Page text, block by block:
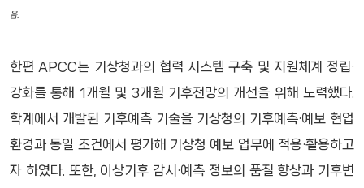
음.
한편 APCC는 기상청과의 협력 시스템 구축 및 지원체계 정립·
강화를 통해 1개월 및 3개월 기후전망의 개선을 위해 노력했다.
학계에서 개발된 기후예측 기술을 기상청의 기후예측·예보 현업
환경과 동일 조건에서 평가해 기상청 예보 업무에 적용·활용하고
자 하였다. 또한, 이상기후 감시·예측 정보의 품질 향상과 기후변